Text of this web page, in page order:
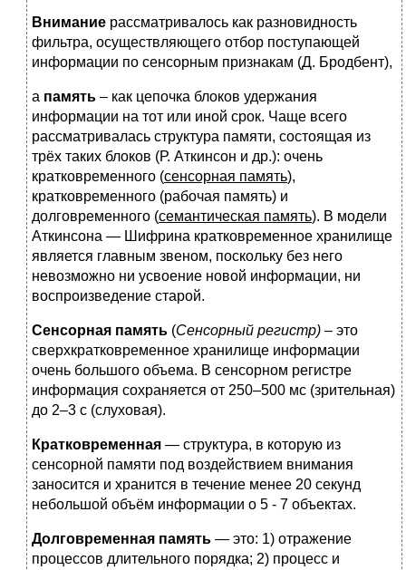
Внимание рассматривалось как разновидность
фильтра, осуществляющего отбор поступающей
информации по сенсорным признакам (Д. Бродбент),
а память – как цепочка блоков удержания
информации на тот или иной срок. Чаще всего
рассматривалась структура памяти, состоящая из
трёх таких блоков (Р. Аткинсон и др.): очень
кратковременного (сенсорная память),
кратковременного (рабочая память) и
долговременного (семантическая память). В модели
Аткинсона — Шифрина кратковременное хранилище
является главным звеном, поскольку без него
невозможно ни усвоение новой информации, ни
воспроизведение старой.
Сенсорная память (Сенсорный регистр) – это
сверхкратковременное хранилище информации
очень большого объема. В сенсорном регистре
информация сохраняется от 250–500 мс (зрительная)
до 2–3 с (слуховая).
Кратковременная — структура, в которую из
сенсорной памяти под воздействием внимания
заносится и хранится в течение менее 20 секунд
небольшой объём информации о 5 - 7 объектах.
Долговременная память — это: 1) отражение
процессов длительного порядка; 2) процесс и